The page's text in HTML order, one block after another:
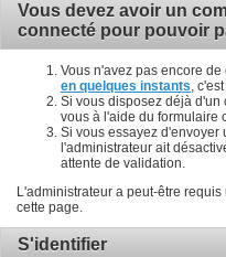
Vous devez avoir un
connecté pour pouvoir
Vous n'avez pas encore
en quelques instants ,
Si vous disposez déjà d'un
vous à l'aide du formulaire
Si vous essayez d'envoyer
l'administrateur ait
attente de validation.
L'administrateur a peut-être requis
cette page.
S'identifier